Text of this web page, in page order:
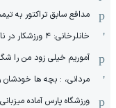
مدافع سابق تراکتور به
خانلرخانی: ۴ ورزشکار در ناگویا داریم
آموریم خیلی زود من را
مردانی، : بچه ها خودشان
ورزشگاه پارس آماده